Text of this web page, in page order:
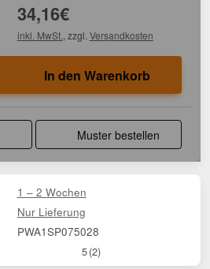
34,16€
inkl. MwSt. , zzgl. Versandkosten
In den Warenkorb
Muster bestellen
1 – 2 Wochen
Nur Lieferung
PWA1SP075028
5(2)